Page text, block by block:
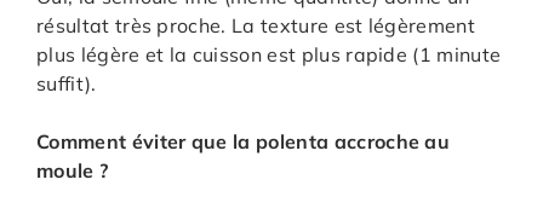
résultat très proche. La texture est légèrement
plus légère et la cuisson est plus rapide (1 minute
suffit).
Comment éviter que la polenta accroche au
moule ?